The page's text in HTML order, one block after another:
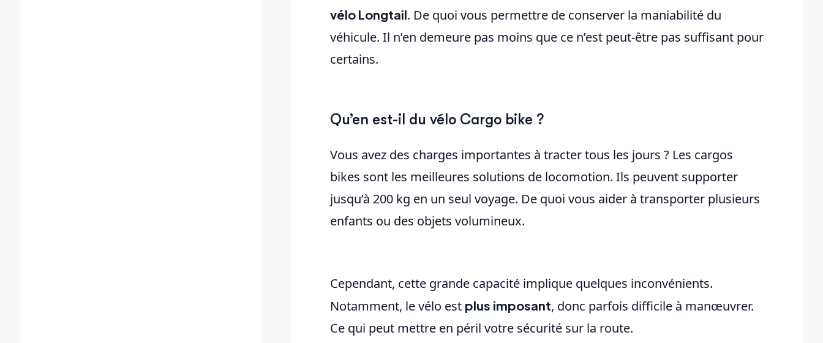
vélo Longtail. De quoi vous permettre de conserver la maniabilité du
véhicule. Il n’en demeure pas moins que ce n’est peut-être pas suffisant pour
certains.
Qu’en est-il du vélo Cargo bike ?
Vous avez des charges importantes à tracter tous les jours ? Les cargos
bikes sont les meilleures solutions de locomotion. Ils peuvent supporter
jusqu’à 200 kg en un seul voyage. De quoi vous aider à transporter plusieurs
enfants ou des objets volumineux.
Cependant, cette grande capacité implique quelques inconvénients.
Notamment, le vélo est plus imposant, donc parfois difficile à manœuvrer.
Ce qui peut mettre en péril votre sécurité sur la route.